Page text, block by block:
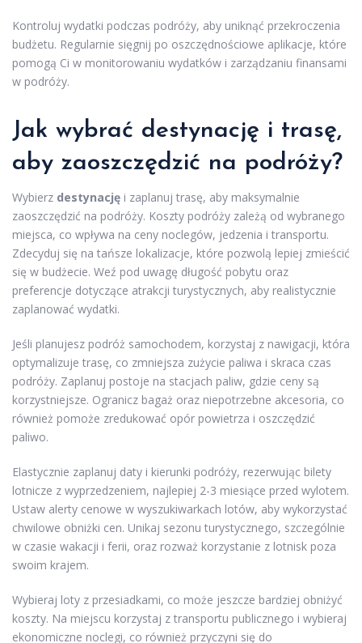
Kontroluj wydatki podczas podróży, aby uniknąć przekroczenia
budżetu. Regularnie sięgnij po oszczędnościowe aplikacje, które
pomogą Ci w monitorowaniu wydatków i zarządzaniu finansami
w podróży.
Jak wybrać destynację i trasę,
aby zaoszczędzić na podróży?
Wybierz destynację i zaplanuj trasę, aby maksymalnie
zaoszczędzić na podróży. Koszty podróży zależą od wybranego
miejsca, co wpływa na ceny noclegów, jedzenia i transportu.
Zdecyduj się na tańsze lokalizacje, które pozwolą lepiej zmieścić
się w budżecie. Weź pod uwagę długość pobytu oraz
preferencje dotyczące atrakcji turystycznych, aby realistycznie
zaplanować wydatki.
Jeśli planujesz podróż samochodem, korzystaj z nawigacji, która
optymalizuje trasę, co zmniejsza zużycie paliwa i skraca czas
podróży. Zaplanuj postoje na stacjach paliw, gdzie ceny są
korzystniejsze. Ogranicz bagaż oraz niepotrzebne akcesoria, co
również pomoże zredukować opór powietrza i oszczędzić
paliwo.
Elastycznie zaplanuj daty i kierunki podróży, rezerwując bilety
lotnicze z wyprzedzeniem, najlepiej 2-3 miesiące przed wylotem.
Ustaw alerty cenowe w wyszukiwarkach lotów, aby wykorzystać
chwilowe obniżki cen. Unikaj sezonu turystycznego, szczególnie
w czasie wakacji i ferii, oraz rozważ korzystanie z lotnisk poza
swoim krajem.
Wybieraj loty z przesiadkami, co może jeszcze bardziej obniżyć
koszty. Na miejscu korzystaj z transportu publicznego i wybieraj
ekonomiczne noclegi, co również przyczyni się do